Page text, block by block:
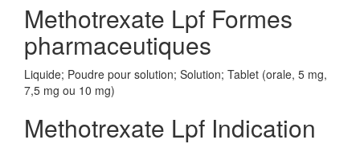
Methotrexate Lpf Formes
pharmaceutiques
Liquide; Poudre pour solution; Solution; Tablet (orale, 5 mg,
7,5 mg ou 10 mg)
Methotrexate Lpf Indication